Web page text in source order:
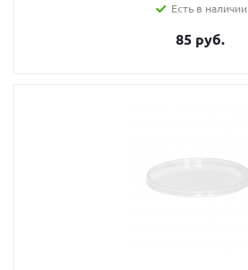
Есть в наличии
85 руб.